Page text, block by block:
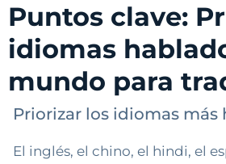
Puntos clave:
idiomas
mundo para
Priorizar los idiomas más
El inglés, el chino, el hindi, el